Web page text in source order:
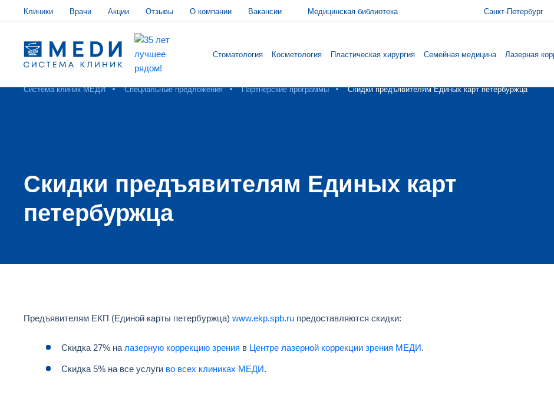
Клиники Врачи Акции Отзывы О компании Вакансии Медицинская библиотека Санкт-Петербург
Стоматология Косметология Пластическая хирургия Семейная медицина Лазерная
Система клиник МЕДИ Специальные предложения Партнёрские программы Скидки предъявителям Единых карт петербуржца
Скидки предъявителям Единых карт
петербуржца
Предъявителям ЕКП (Единой карты петербуржца) www.ekp.spb.ru предоставляются скидки:
Скидка 27% на лазерную коррекцию зрения в Центре лазерной коррекции зрения МЕДИ.
Скидка 5% на все услуги во всех клиниках МЕДИ.